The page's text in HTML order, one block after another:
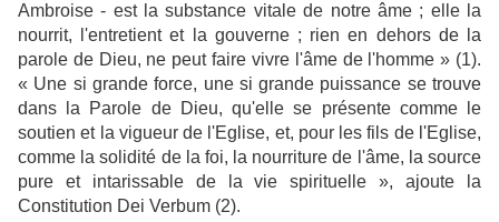
Ambroise - est la substance vitale de notre âme ; elle la
nourrit, l'entretient et la gouverne ; rien en dehors de la
parole de Dieu, ne peut faire vivre l'âme de l'homme » (1).
« Une si grande force, une si grande puissance se trouve
dans la Parole de Dieu, qu'elle se présente comme le
soutien et la vigueur de l'Eglise, et, pour les fils de l'Eglise,
comme la solidité de la foi, la nourriture de l'âme, la source
pure et intarissable de la vie spirituelle », ajoute la
Constitution Dei Verbum (2).